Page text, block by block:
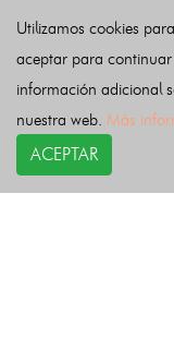
Utilizamos cookies
aceptar para
información adicional
nuestra web. Más
ACEPTAR